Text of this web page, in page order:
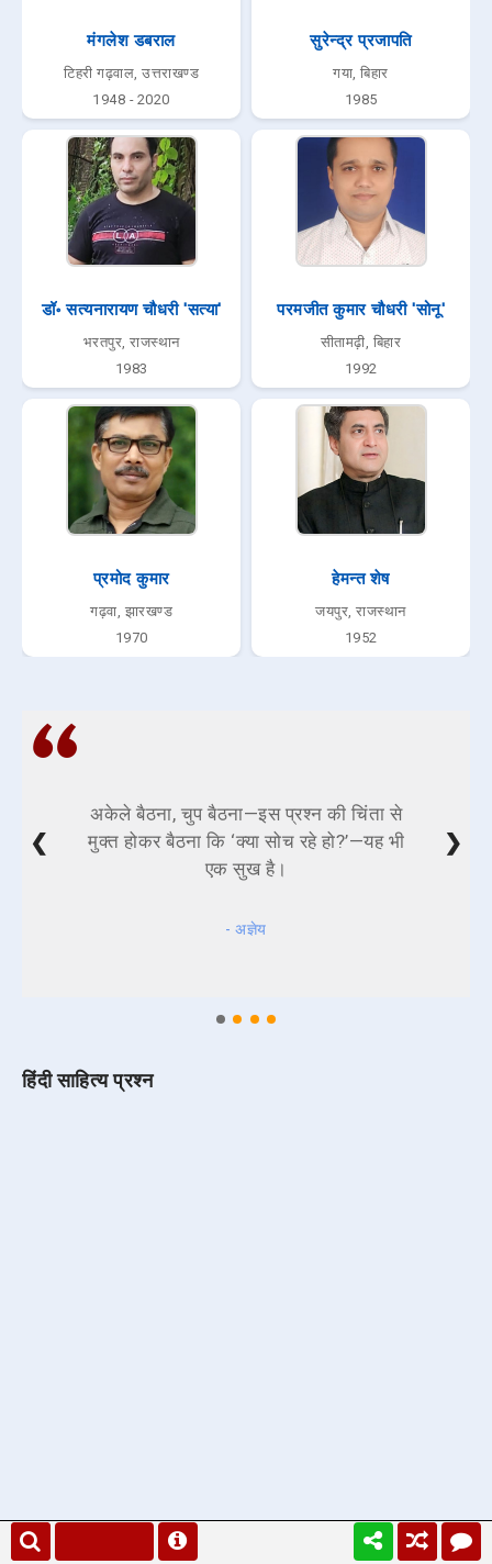
मंगलेश डबराल
टिहरी गढ़वाल, उत्तराखण्ड
1948 - 2020
सुरेन्द्र प्रजापति
गया, बिहार
1985
डॉ॰ सत्यनारायण चौधरी 'सत्या'
भरतपुर, राजस्थान
1983
परमजीत कुमार चौधरी 'सोनू'
सीतामढ़ी, बिहार
1992
प्रमोद कुमार
गढ़वा, झारखण्ड
1970
हेमन्त शेष
जयपुर, राजस्थान
1952
अकेले बैठना, चुप बैठना—इस प्रश्न की चिंता से
मुक्त होकर बैठना कि ‘क्या सोच रहे हो?’—यह भी
एक सुख है।
- अज्ञेय
❮ ❯
हिंदी साहित्य प्रश्न